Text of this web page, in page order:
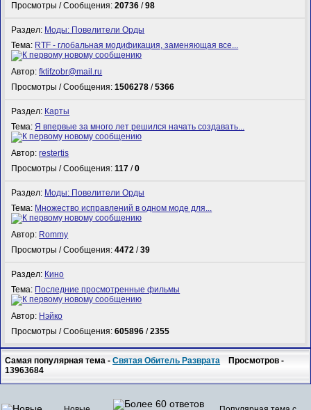
Просмотры / Сообщения:20736 /98
Раздел: Моды: Повелители Орды
Тема: RTF - глобальная модификация, заменяющая все...
Автор:fktifzobr@mail.ru
Просмотры / Сообщения:1506278 /5366
Раздел: Карты
Тема:Я впервые за много лет решился начать создавать...
Автор:restertis
Просмотры / Сообщения:117 /0
Раздел: Моды: Повелители Орды
Тема: Множество исправлений в одном моде для...
Автор: Rommy
Просмотры / Сообщения:4472 /39
Раздел: Кино
Тема: Последние просмотренные фильмы
Автор: Нэйко
Просмотры / Сообщения:605896 /2355
Самая популярная тема -Святая Обитель Разврата Просмотров -
13963684